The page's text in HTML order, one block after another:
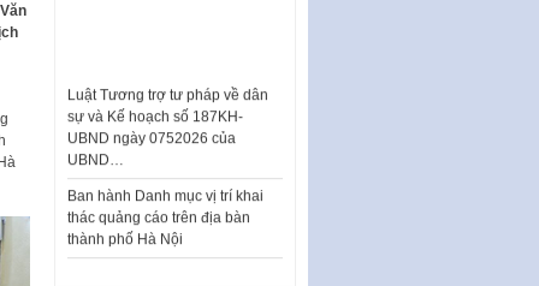
UBND ngày 0752026 của
UBND…
Ban hành Danh mục vị trí khai
thác quảng cáo trên địa bàn
thành phố Hà Nội
Kế hoạch Tổ chức Cuộc thi
chính luận về bảo vệ nền tảng tư